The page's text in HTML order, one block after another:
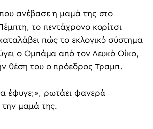
που ανέβασε η μαμά της στο
το πεντάχρονο κορίτσι
πώς το εκλογικό σύστημα
ο Ομπάμα από τον Λευκό Οίκο,
θέση του ο πρόεδρος Τραμπ.
έφυγε;», ρωτάει φανερά
μαμά της.